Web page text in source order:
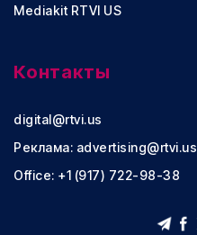
Mediakit RTVI US
Контакты
digital@rtvi.us
Реклама: advertising@rtvi.us
Office: +1 (917) 722-98-38